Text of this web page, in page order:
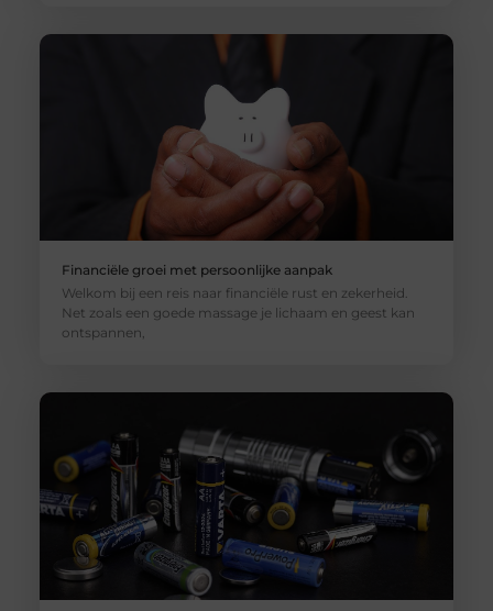
Financiële groei met persoonlijke aanpak
Welkom bij een reis naar financiële rust en zekerheid.
Net zoals een goede massage je lichaam en geest kan
ontspannen,